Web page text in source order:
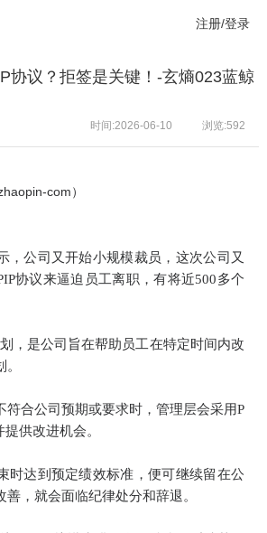
注册/登录
协议？拒签是关键！-玄熵023蓝鲸
浏览:592
时间:2026-06-10
com）
，公司又开始小规模裁员，这次公司又
协议来逼迫员工离职，有将近500多个
，是公司旨在帮助员工在特定时间内改
符合公司预期或要求时，管理层会采用P
供改进机会。
时达到预定绩效标准，便可继续留在公
，就会面临纪律处分和辞退。